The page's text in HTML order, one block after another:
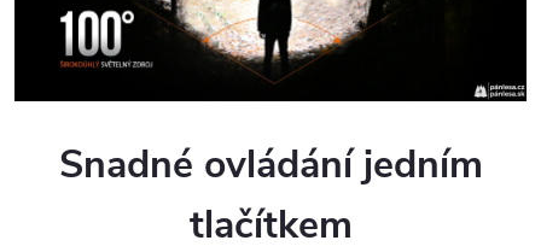
Snadné ovládání jedním
tlačítkem